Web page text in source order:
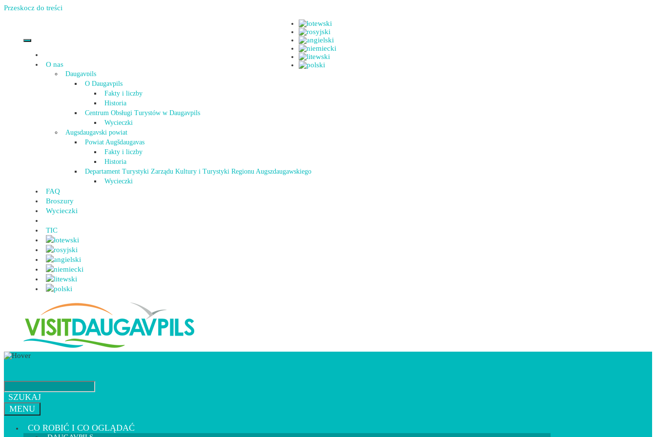
Przeskocz do treści
O nas
Daugavpils
O Daugavpils
Fakty i liczby
Historia
Centrum Obsługi Turystów w Daugavpils
Wycieczki
Augsdaugavski powiat
Powiat Augšdaugavas
Fakty i liczby
Historia
Departament Turystyki Zarządu Kultury i Turystyki Regionu Augszdaugawskiego
Wycieczki
FAQ
Broszury
Wycieczki
TIC
SZUKAJ
MENU
CO ROBIĆ I CO OGLĄDAĆ